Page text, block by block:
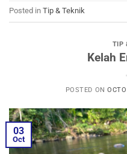
Posted in Tip & Teknik
TIP
Kelah
POSTED ON
03
Oct